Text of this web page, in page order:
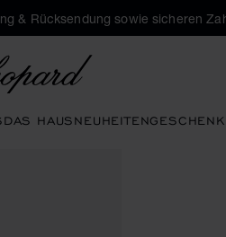
& Rücksendung sowie sicheren
DAS HAUSNEUHEITEN